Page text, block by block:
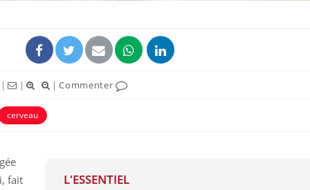
| |Commenter
cerveau
L'ESSENTIEL
fait